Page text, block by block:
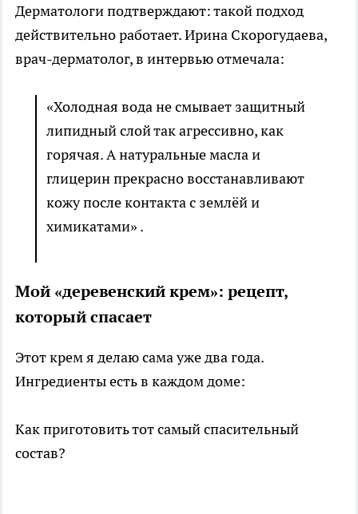
Дерматологи подтверждают: такой подход
действительно работает. Ирина Скорогудаева,
врач-дерматолог, в интервью отмечала:
«Холодная вода не смывает защитный
липидный слой так агрессивно, как
горячая. А натуральные масла и
глицерин прекрасно восстанавливают
кожу после контакта с землёй и
химикатами» .
Мой «деревенский крем»: рецепт,
который спасает
Этот крем я делаю сама уже два года.
Ингредиенты есть в каждом доме:
Как приготовить тот самый спасительный
состав?